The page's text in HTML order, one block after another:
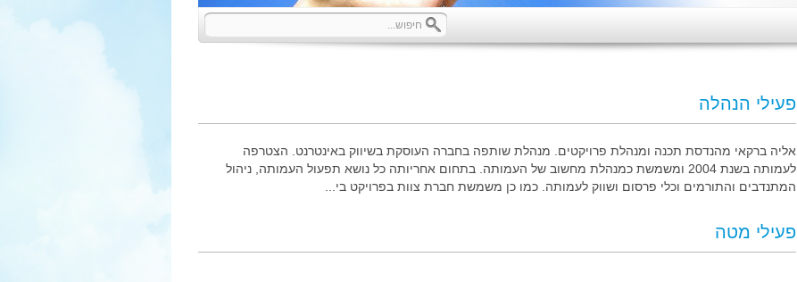
פעילי הנהלה
אליה ברקאי מהנדסת תכנה ומנהלת פרויקטים. מנהלת שותפה בחברה העוסקת בשיווק באינטרנט. הצטרפה
לעמותה בשנת 2004 ומשמשת כמנהלת מחשוב של העמותה. בתחום אחריותה כל נושא תפעול העמותה, ניהול
המתנדבים והתורמים וכלי פרסום ושווק לעמותה. כמו כן משמשת חברת צוות בפרויקט בי...
פעילי מטה